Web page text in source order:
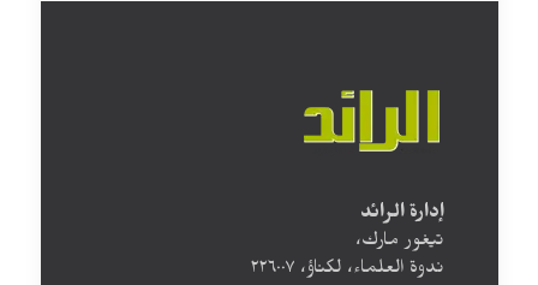
إدارة الرائد
تيغور مارك،
ندوة العلماء، لكناؤ، ۲۲٦۰۰۷